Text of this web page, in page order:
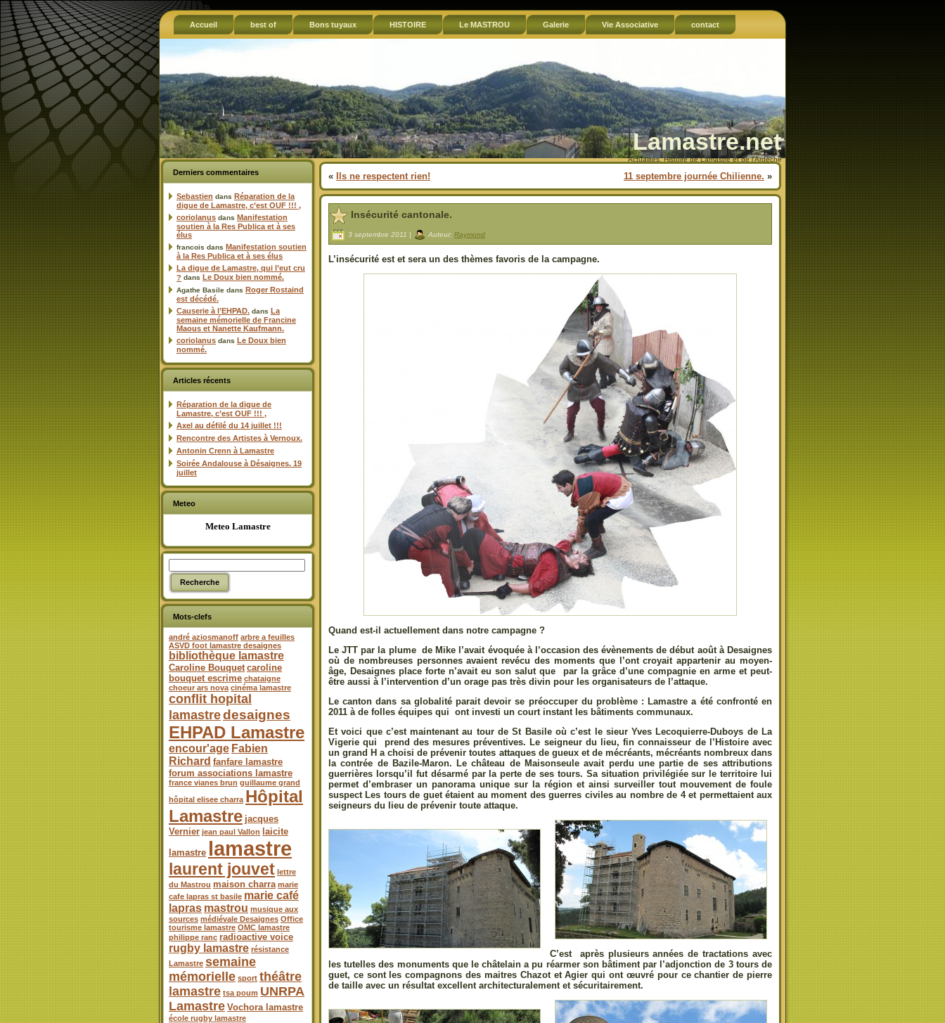
Accueil best of Bons tuyaux HISTOIRE Le MASTROU Galerie Vie Associative contact
Lamastre.net
Actualités, Histoire de Lamastre et de l'Ardèche
Derniers commentaires
Sebastien dans Réparation de la
digue de Lamastre, c’est OUF !!! ,
coriolanus dans Manifestation
soutien à la Res Publica et à ses
élus
francois dans Manifestation soutien
à la Res Publica et à ses élus
La digue de Lamastre, qui l’eut cru
? dans Le Doux bien nommé.
Agathe Basile dans Roger Rostaind
est décédé.
Causerie à l’EHPAD. dans La
semaine mémorielle de Francine
Maous et Nanette Kaufmann.
coriolanus dans Le Doux bien
nommé.
Articles récents
Réparation de la digue de
Lamastre, c’est OUF !!! ,
Axel au défilé du 14 juillet !!!
Rencontre des Artistes à Vernoux.
Antonin Crenn à Lamastre
Soirée Andalouse à Désaignes. 19
juillet
Meteo
Meteo Lamastre
Mots-clefs
andré aziosmanoff arbre a feuilles
ASVD foot lamastre desaignes
bibliothèque lamastre
Caroline Bouquet caroline
bouquet escrime chataigne
choeur ars nova cinéma lamastre
conflit hopital
lamastredesaignes
EHPAD Lamastre
encour'age Fabien
Richard fanfare lamastre
forum associations lamastre
france vianes brun guillaume grand
hôpital elisee charra Hôpital
Lamastre jacques
Vernier jean paul Vallon
laicite
lamastre lamastre
laurent jouvet lettre
du Mastrou maison charra marie
cafe lapras st basile marie café
lapras mastrou musique aux
sources médiévale Desaignes Office
tourisme lamastre OMC lamastre
philippe ranc radioactive voice
rugby lamastre résistance
Lamastre semaine
mémorielle sport théâtre
lamastre tsa poum UNRPA
Lamastre Vochora lamastre
école rugby lamastre
« Ils ne respectent rien! 11 septembre journée Chilienne. »
Insécurité cantonale.
3 septembre 2011 | Auteur: Raymond
L’insécurité est et sera un des thèmes favoris de la campagne.
Quand est-il actuellement dans notre campagne ?
Le JTT par la plume de Mike l’avait évoquée à l’occasion des évènements de début août à Desaignes
où de nombreuses personnes avaient revécu des moments que l’ont croyait appartenir au moyen-
âge, Desaignes place forte n’avait eu son salut que par la grâce d’une compagnie en arme et peut-
être aussi à l’intervention d’un orage pas très divin pour les organisateurs de l’attaque.
Le canton dans sa globalité parait devoir se préoccuper du problème : Lamastre a été confronté en
2011 à de folles équipes qui ont investi un court instant les bâtiments communaux.
Et voici que c’est maintenant au tour de St Basile où c’est le sieur Yves Lecoquierre-Duboys de La
Vigerie qui prend des mesures préventives. Le seigneur du lieu, fin connaisseur de l’Histoire avec
un grand H a choisi de prévenir toutes attaques de gueux et de mécréants, mécréants nombreux dans
la contrée de Bazile-Maron. Le château de Maisonseule avait perdu une partie de ses attributions
guerrières lorsqu’il fut désarmé par la perte de ses tours. Sa situation privilégiée sur le territoire lui
permet d’embraser un panorama unique sur la région et ainsi surveiller tout mouvement de foule
suspect Les tours de guet étaient au moment des guerres civiles au nombre de 4 et permettaient aux
seigneurs du lieu de prévenir toute attaque.
C’est après plusieurs années de tractations avec
les tutelles des monuments que le châtelain a pu réarmer son bâtiment par l’adjonction de 3 tours de
guet, ce sont les compagnons des maitres Chazot et Agier qui ont œuvré pour ce chantier de pierre
de taille avec un résultat excellent architecturalement et sécuritairement.